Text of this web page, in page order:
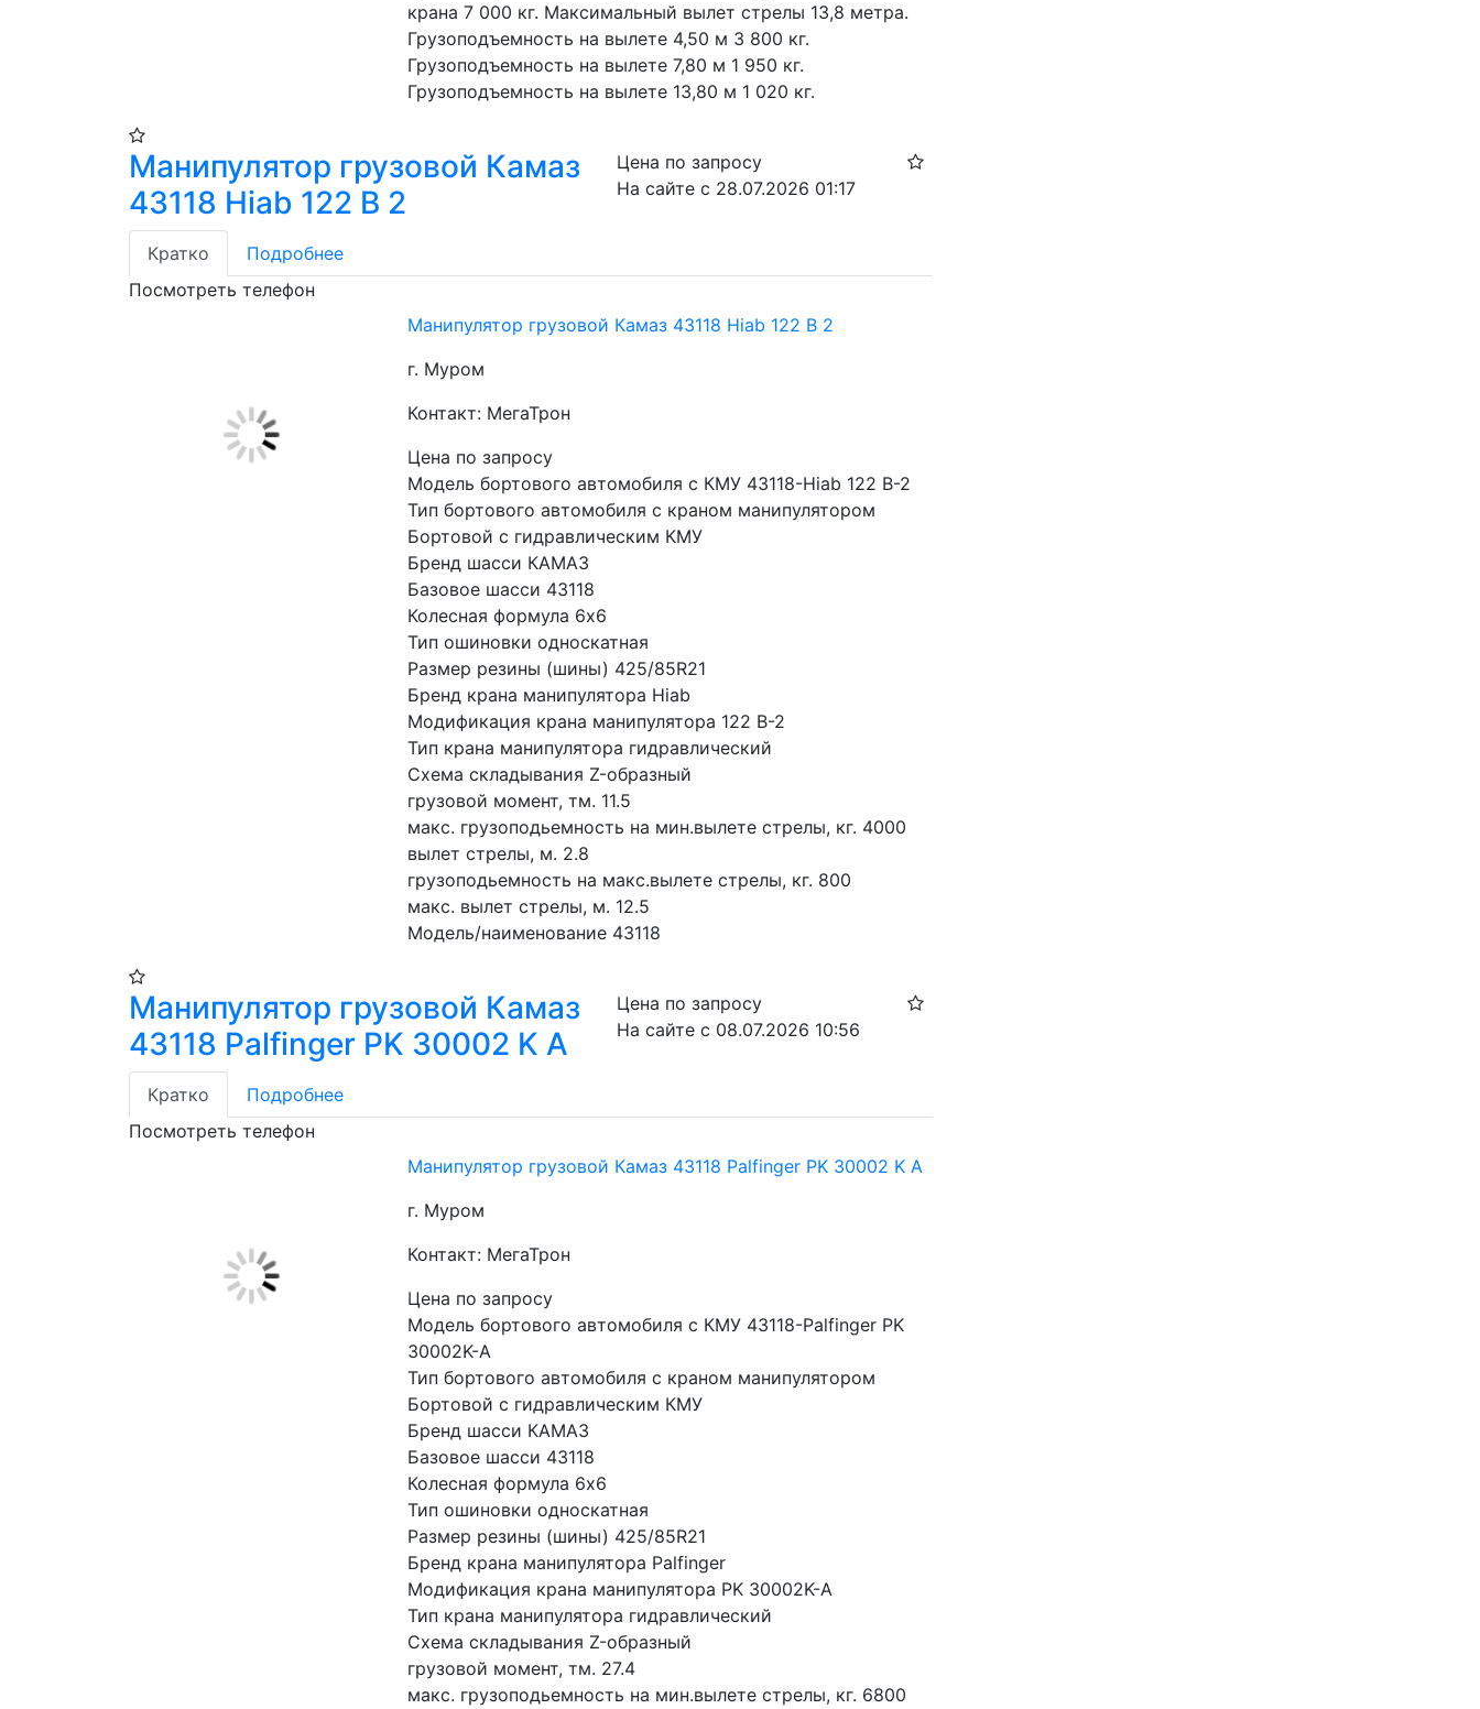
крана 7 000 кг. Максимальный вылет стрелы 13,8 метра.
Грузоподъемность на вылете 4,50 м 3 800 кг.
Грузоподъемность на вылете 7,80 м 1 950 кг.
Грузоподъемность на вылете 13,80 м 1 020 кг.
Манипулятор грузовой Камаз
43118 Hiab 122 B 2
Цена по запросу
На сайте с 28.07.2026 01:17
Кратко
Подробнее
Посмотреть телефон
Манипулятор грузовой Камаз 43118 Hiab 122 B 2
г. Муром
Контакт: МегаТрон
Цена по запросу
Модель бортового автомобиля с КМУ 43118-Hiab 122 B-2
Тип бортового автомобиля с краном манипулятором
Бортовой с гидравлическим КМУ
Бренд шасси КАМАЗ
Базовое шасси 43118
Колесная формула 6x6
Тип ошиновки односкатная
Размер резины (шины) 425/85R21
Бренд крана манипулятора Hiab
Модификация крана манипулятора 122 B-2
Тип крана манипулятора гидравлический
Схема складывания Z-образный
грузовой момент, тм. 11.5
макс. грузоподьемность на мин.вылете стрелы, кг. 4000
вылет стрелы, м. 2.8
грузоподьемность на макс.вылете стрелы, кг. 800
макс. вылет стрелы, м. 12.5
Модель/наименование 43118
Манипулятор грузовой Камаз
43118 Palfinger PK 30002 K A
Цена по запросу
На сайте с 08.07.2026 10:56
Кратко
Подробнее
Посмотреть телефон
Манипулятор грузовой Камаз 43118 Palfinger PK 30002 K A
г. Муром
Контакт: МегаТрон
Цена по запросу
Модель бортового автомобиля с КМУ 43118-Palfinger PK
30002K-A
Тип бортового автомобиля с краном манипулятором
Бортовой с гидравлическим КМУ
Бренд шасси КАМАЗ
Базовое шасси 43118
Колесная формула 6x6
Тип ошиновки односкатная
Размер резины (шины) 425/85R21
Бренд крана манипулятора Palfinger
Модификация крана манипулятора PK 30002K-A
Тип крана манипулятора гидравлический
Схема складывания Z-образный
грузовой момент, тм. 27.4
макс. грузоподьемность на мин.вылете стрелы, кг. 6800